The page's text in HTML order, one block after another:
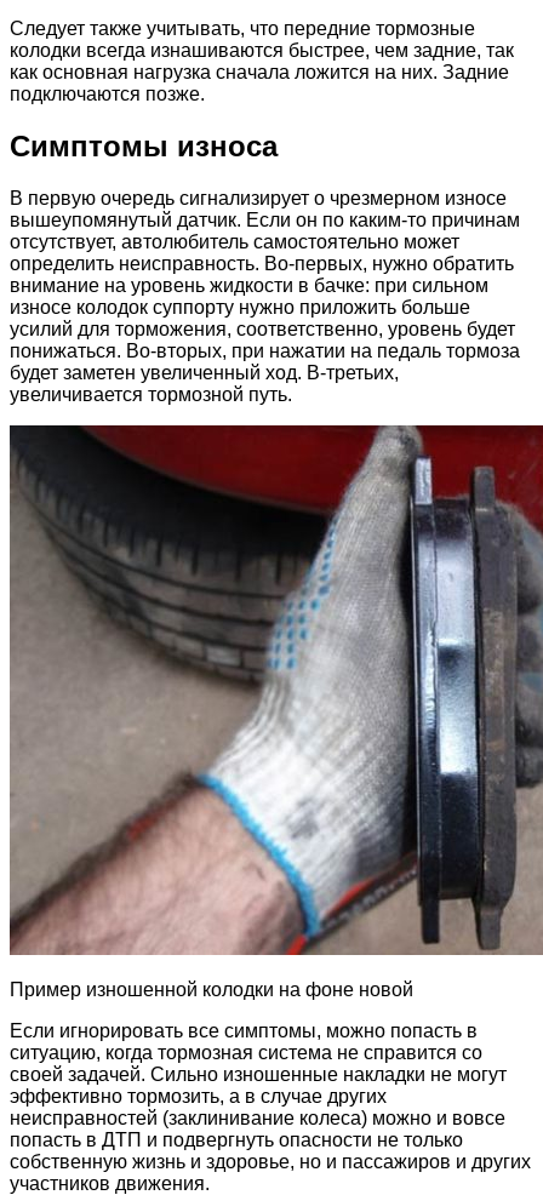
Следует также учитывать, что передние тормозные
колодки всегда изнашиваются быстрее, чем задние, так
как основная нагрузка сначала ложится на них. Задние
подключаются позже.
Симптомы износа
В первую очередь сигнализирует о чрезмерном износе
вышеупомянутый датчик. Если он по каким-то причинам
отсутствует, автолюбитель самостоятельно может
определить неисправность. Во-первых, нужно обратить
внимание на уровень жидкости в бачке: при сильном
износе колодок суппорту нужно приложить больше
усилий для торможения, соответственно, уровень будет
понижаться. Во-вторых, при нажатии на педаль тормоза
будет заметен увеличенный ход. В-третьих,
увеличивается тормозной путь.
Пример изношенной колодки на фоне новой
Если игнорировать все симптомы, можно попасть в
ситуацию, когда тормозная система не справится со
своей задачей. Сильно изношенные накладки не могут
эффективно тормозить, а в случае других
неисправностей (заклинивание колеса) можно и вовсе
попасть в ДТП и подвергнуть опасности не только
собственную жизнь и здоровье, но и пассажиров и других
участников движения.